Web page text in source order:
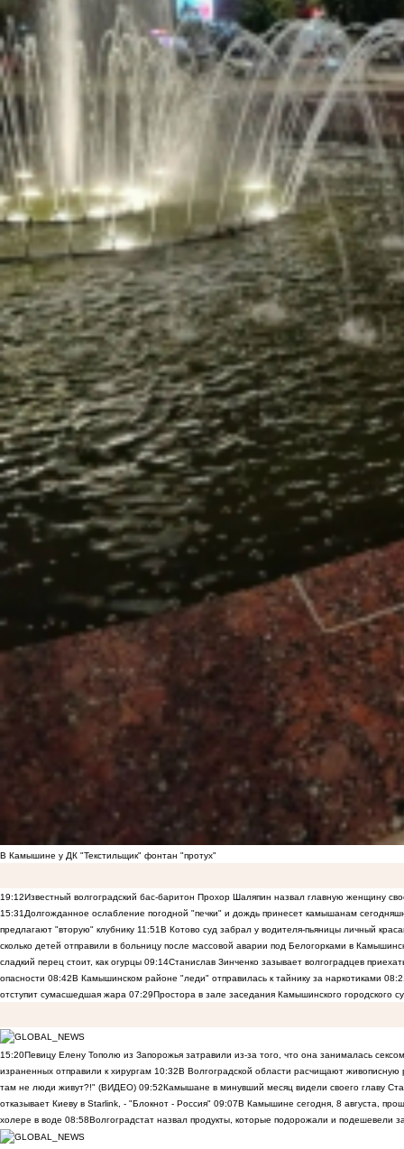
В Камышине у ДК "Текстильщик" фонтан "протух"
19:12Известный волгоградский бас-баритон Прохор Шаляпин назвал главную женщину
15:31 Долгожданное ослабление погодной "печки" и дождь принесет камышанам
предлагают "вторую" клубнику 11:51В Котово суд забрал у водителя-пьяницы личный
сколько детей отправили в больницу после массовой аварии под Белогорками в
сладкий перец стоит, как огурцы 09:14Станислав Зинченко зазывает волгоградцев
опасности 08:42В Камышинском районе "леди" отправилась к тайнику за наркотиками
отступит сумасшедшая жара 07:29Простора в зале заседания Камышинского городского
15:20Певицу Елену Тополю из Запорожья затравили из-за того, что она занималась
израненных отправили к хирургам 10:32В Волгоградской области расчищают
там не люди живут?!" (ВИДЕО) 09:52Камышане в минувший месяц видели своего главу
отказывает Киеву в Starlink, - "Блокнот - Россия" 09:07В Камышине сегодня, 8 августа,
холере в воде 08:58Волгоградстат назвал продукты, которые подорожали и подешевели